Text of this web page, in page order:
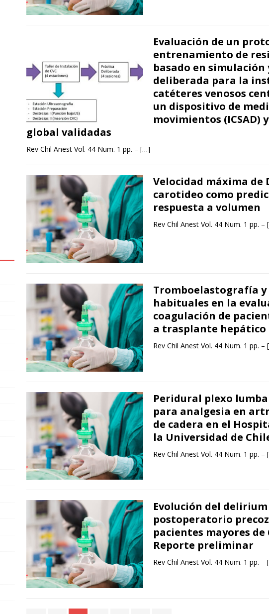
Evaluación de un
entrenamiento de
basado en simulación
deliberada para la
catéteres venosos
un dispositivo de
movimientos (ICSAD)
global validadas
Rev Chil Anest Vol. 44 Num. 1 pp. – […]
Velocidad máxima de
carotideo como
respuesta a volumen
Rev Chil Anest Vol. 44 Num. 1 pp. –
Tromboelastografía y
habituales en la
coagulación de
a trasplante hepático
Rev Chil Anest Vol. 44 Num. 1 pp. –
Peridural plexo
para analgesia en
de cadera en el
la Universidad de
Rev Chil Anest Vol. 44 Num. 1 pp. –
Evolución del delirium
postoperatorio
pacientes mayores de
Reporte preliminar
Rev Chil Anest Vol. 44 Num. 1 pp. –